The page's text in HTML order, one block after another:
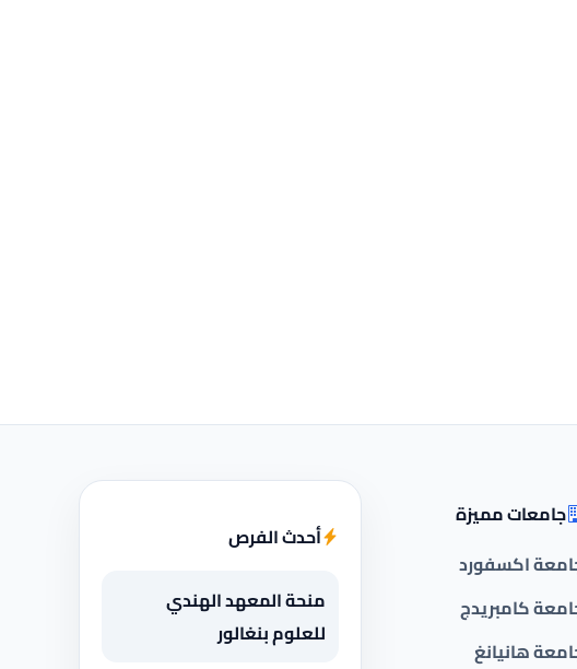
جامعات مميزة
اكسفورد
كامبريدج
هانيانغ
أحدث الفرص
منحة المعهد الهندي
للعلوم بنغالور